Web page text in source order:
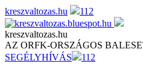
Skip
to
content
kreszvaltozas.hu 112
kreszvaltozas.hu
AZ ORFK-ORSZÁGOS
SEGÉLYHÍVÁS
112